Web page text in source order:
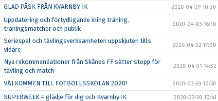
GLAD PÅSK FRÅN KVARNBY IK 2020-04-09 10:30
Uppdatering och förtydligande kring träning,
träningsmatcher och publik
2020-04-03 16:10
Seriespel och tävlingsverksamheten uppskjuten tills
vidare
2020-04-02 17:00
Nya rekommendationer från Skånes FF sätter stopp för
tävling och match
2020-04-01 14:32
VÄLKOMMEN TILL FOTBOLLSSKOLAN 2020! 2020-03-30 10:50
SUPERWEEK = glädje för dig och Kvarnby IK 2020-03-30 10:41